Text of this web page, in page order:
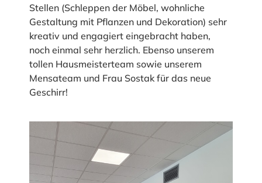
Stellen (Schleppen der Möbel, wohnliche
Gestaltung mit Pflanzen und Dekoration) sehr
kreativ und engagiert eingebracht haben,
noch einmal sehr herzlich. Ebenso unserem
tollen Hausmeisterteam sowie unserem
Mensateam und Frau Sostak für das neue
Geschirr!